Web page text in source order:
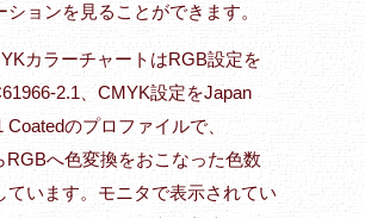
ションを見ることができます。
カラーチャートはRGB設定を
2.1、CMYK設定をJapan
Coatedのプロファイルで、
RGBへ色変換をおこなった色数
ています。モニタで表示されてい